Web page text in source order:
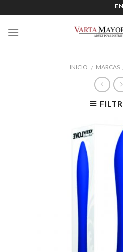
to
content
INICIO / MARCAS